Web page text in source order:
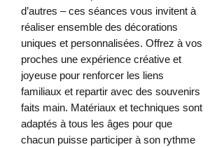
d’autres – ces séances vous invitent à
réaliser ensemble des décorations
uniques et personnalisées. Offrez à vos
proches une expérience créative et
joyeuse pour renforcer les liens
familiaux et repartir avec des souvenirs
faits main. Matériaux et techniques sont
adaptés à tous les âges pour que
chacun puisse participer à son rythme